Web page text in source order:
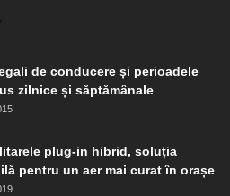
de conducere și perioadele
zilnice și săptămânale
plug-in hibrid, soluția
pentru un aer mai curat în orașe